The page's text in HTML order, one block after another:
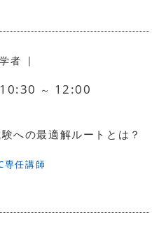
者 |
10:30 ～ 12:00
への最適解ルートとは？
専任講師